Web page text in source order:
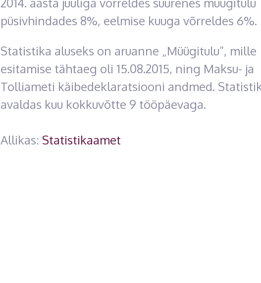
püsivhindades 8%, eelmise kuuga võrreldes 6%.
Statistika aluseks on aruanne „Müügitulu”, mille
esitamise tähtaeg oli 15.08.2015, ning Maksu- ja
Tolliameti käibedeklaratsiooni andmed.
avaldas kuu kokkuvõtte 9 tööpäevaga.
Allikas: Statistikaamet